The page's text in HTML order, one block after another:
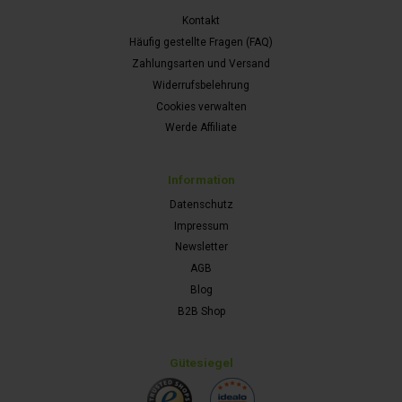
Kontakt
Häufig gestellte Fragen (FAQ)
Zahlungsarten und Versand
Widerrufsbelehrung
Cookies verwalten
Werde Affiliate
Information
Datenschutz
Impressum
Newsletter
AGB
Blog
B2B Shop
Gütesiegel